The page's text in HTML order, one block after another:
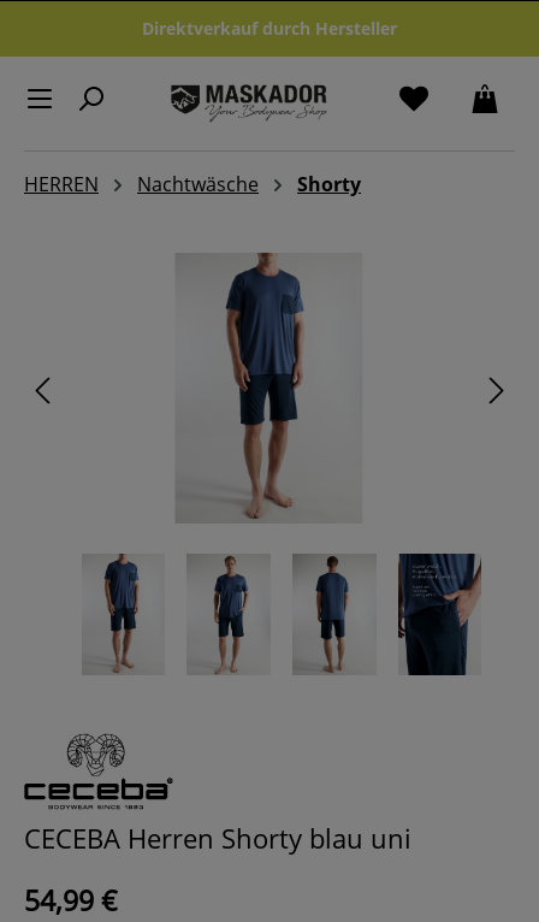
Zum Hauptinhalt springenDirektverkauf durch Hersteller
HERREN Nachtwäsche Shorty
CECEBA Herren Shorty blau uni
54,99 €